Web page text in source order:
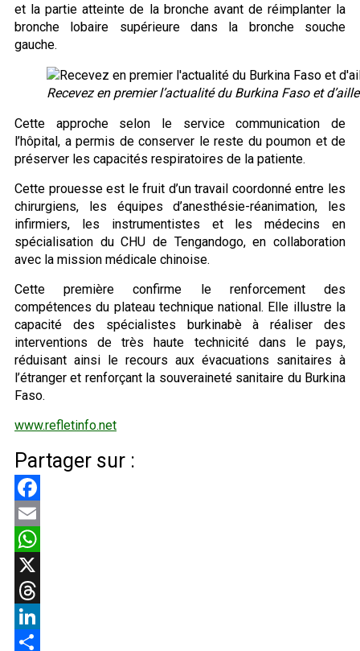
et la partie atteinte de la bronche avant de réimplanter la
bronche lobaire supérieure dans la bronche souche
gauche.
Recevez en premier l’actualité du Burkina Faso et
Cette approche selon le service communication de
l’hôpital, a permis de conserver le reste du poumon et de
préserver les capacités respiratoires de la patiente.
Cette prouesse est le fruit d’un travail coordonné entre les
chirurgiens, les équipes d’anesthésie-réanimation, les
infirmiers, les instrumentistes et les médecins en
spécialisation du CHU de Tengandogo, en collaboration
avec la mission médicale chinoise.
Cette première confirme le renforcement des
compétences du plateau technique national. Elle illustre la
capacité des spécialistes burkinabè à réaliser des
interventions de très haute technicité dans le pays,
réduisant ainsi le recours aux évacuations sanitaires à
l’étranger et renforçant la souveraineté sanitaire du Burkina
Faso.
www.refletinfo.net
Partager sur :
Facebook
Email
WhatsApp
X
Threads
LinkedIn